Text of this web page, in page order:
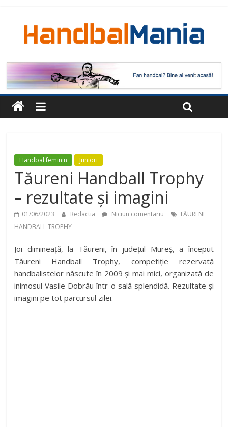
Handbal feminin Juniori
Tăureni Handball Trophy
– rezultate și imagini
01/06/2023 Redactia Niciun comentariu
TĂURENI
HANDBALL TROPHY
Joi dimineață, la Tăureni, în județul Mureș, a început
Tăureni Handball Trophy, competiție rezervată
handbalistelor născute în 2009 și mai mici, organizată de
inimosul Vasile Dobrău într-o sală splendidă. Rezultate și
imagini pe tot parcursul zilei.